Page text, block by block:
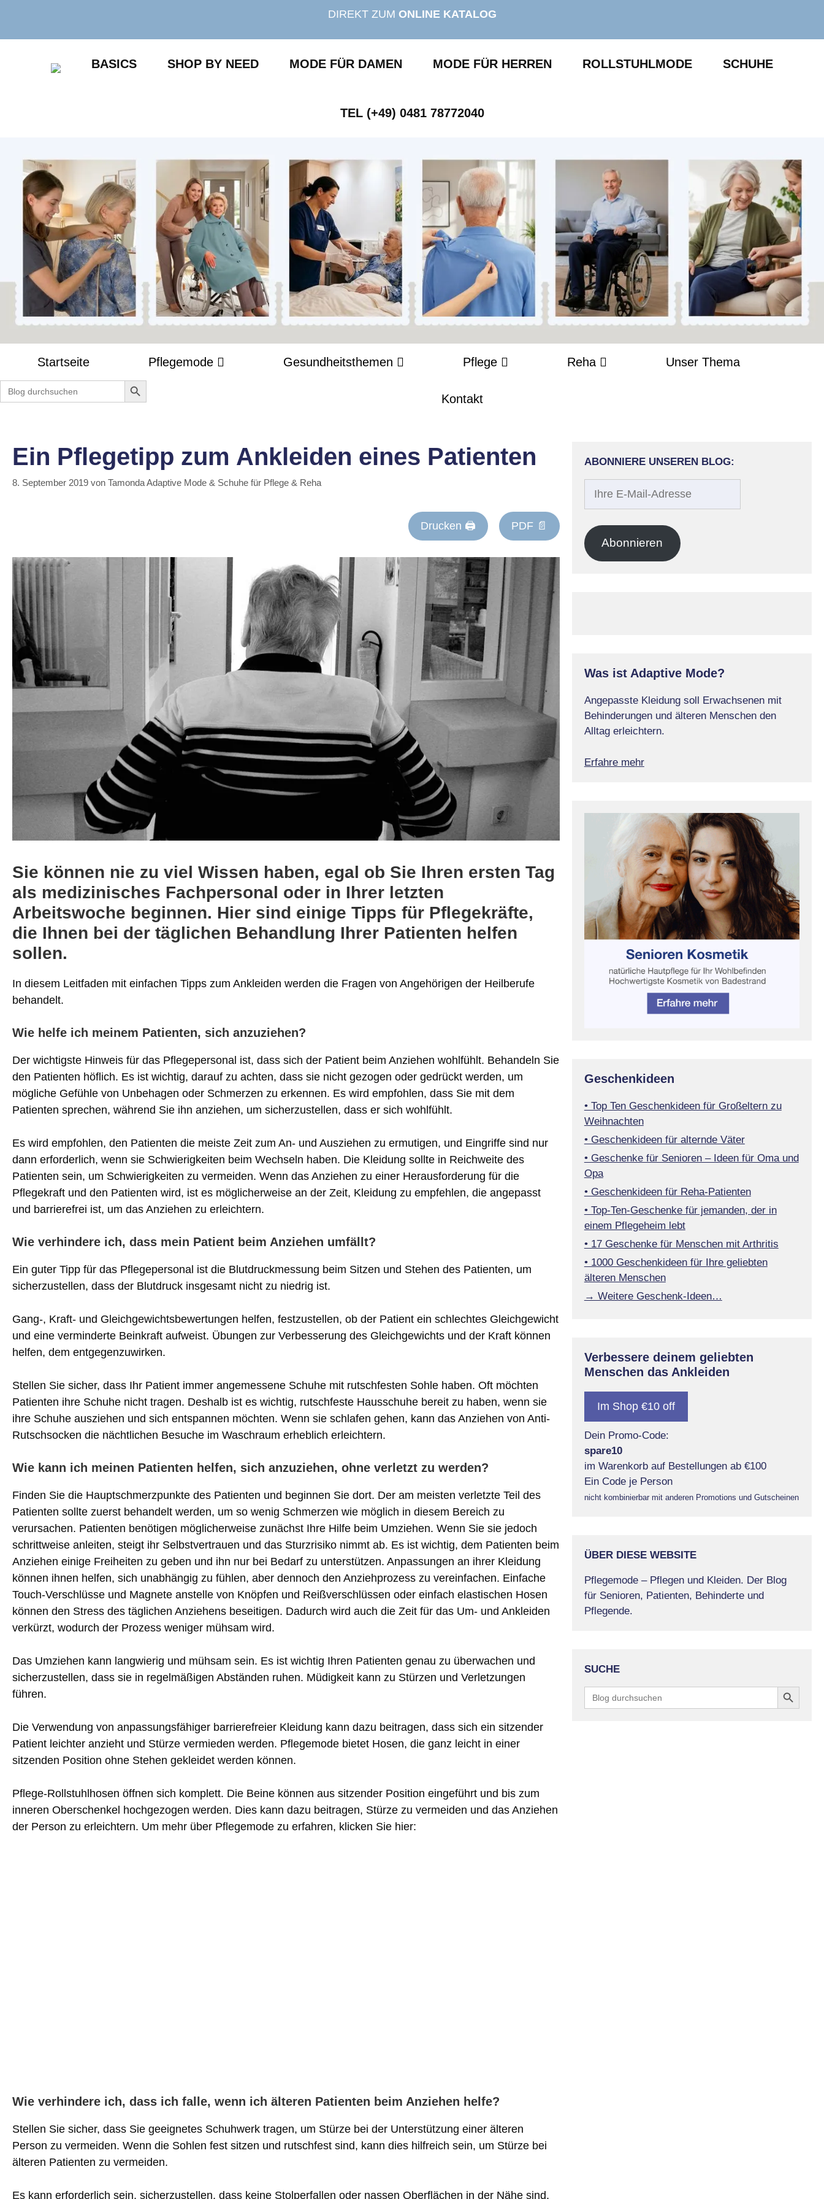
springen
DIREKT ZUM ONLINE KATALOG
BASICS SHOP BY NEED MODE FÜR DAMEN MODE FÜR HERREN ROLLSTUHLMODE SCHUHE
TEL (+49) 0481 78772040
Startseite Pflegemode Gesundheitsthemen Pflege Reha Unser Thema
Kontakt
Search
for:
Search Button
Ein Pflegetipp zum Ankleiden eines Patienten
8. September 2019 von Tamonda Adaptive Mode & Schuhe für Pflege & Reha
Drucken 🖨 PDF 📄
Sie können nie zu viel Wissen haben, egal ob Sie Ihren ersten Tag
als medizinisches Fachpersonal oder in Ihrer letzten
Arbeitswoche beginnen. Hier sind einige Tipps für Pflegekräfte,
die Ihnen bei der täglichen Behandlung Ihrer Patienten helfen
sollen.
In diesem Leitfaden mit einfachen Tipps zum Ankleiden werden die Fragen von Angehörigen der Heilberufe
behandelt.
Wie helfe ich meinem Patienten, sich anzuziehen?
Der wichtigste Hinweis für das Pflegepersonal ist, dass sich der Patient beim Anziehen wohlfühlt. Behandeln Sie
den Patienten höflich. Es ist wichtig, darauf zu achten, dass sie nicht gezogen oder gedrückt werden, um
mögliche Gefühle von Unbehagen oder Schmerzen zu erkennen. Es wird empfohlen, dass Sie mit dem
Patienten sprechen, während Sie ihn anziehen, um sicherzustellen, dass er sich wohlfühlt.
Es wird empfohlen, den Patienten die meiste Zeit zum An- und Ausziehen zu ermutigen, und Eingriffe sind nur
dann erforderlich, wenn sie Schwierigkeiten beim Wechseln haben. Die Kleidung sollte in Reichweite des
Patienten sein, um Schwierigkeiten zu vermeiden. Wenn das Anziehen zu einer Herausforderung für die
Pflegekraft und den Patienten wird, ist es möglicherweise an der Zeit, Kleidung zu empfehlen, die angepasst
und barrierefrei ist, um das Anziehen zu erleichtern.
Wie verhindere ich, dass mein Patient beim Anziehen umfällt?
Ein guter Tipp für das Pflegepersonal ist die Blutdruckmessung beim Sitzen und Stehen des Patienten, um
sicherzustellen, dass der Blutdruck insgesamt nicht zu niedrig ist.
Gang-, Kraft- und Gleichgewichtsbewertungen helfen, festzustellen, ob der Patient ein schlechtes Gleichgewicht
und eine verminderte Beinkraft aufweist. Übungen zur Verbesserung des Gleichgewichts und der Kraft können
helfen, dem entgegenzuwirken.
Stellen Sie sicher, dass Ihr Patient immer angemessene Schuhe mit rutschfesten Sohle haben. Oft möchten
Patienten ihre Schuhe nicht tragen. Deshalb ist es wichtig, rutschfeste Hausschuhe bereit zu haben, wenn sie
ihre Schuhe ausziehen und sich entspannen möchten. Wenn sie schlafen gehen, kann das Anziehen von Anti-
Rutschsocken die nächtlichen Besuche im Waschraum erheblich erleichtern.
Wie kann ich meinen Patienten helfen, sich anzuziehen, ohne verletzt zu werden?
Finden Sie die Hauptschmerzpunkte des Patienten und beginnen Sie dort. Der am meisten verletzte Teil des
Patienten sollte zuerst behandelt werden, um so wenig Schmerzen wie möglich in diesem Bereich zu
verursachen. Patienten benötigen möglicherweise zunächst Ihre Hilfe beim Umziehen. Wenn Sie sie jedoch
schrittweise anleiten, steigt ihr Selbstvertrauen und das Sturzrisiko nimmt ab. Es ist wichtig, dem Patienten beim
Anziehen einige Freiheiten zu geben und ihn nur bei Bedarf zu unterstützen. Anpassungen an ihrer Kleidung
können ihnen helfen, sich unabhängig zu fühlen, aber dennoch den Anziehprozess zu vereinfachen. Einfache
Touch-Verschlüsse und Magnete anstelle von Knöpfen und Reißverschlüssen oder einfach elastischen Hosen
können den Stress des täglichen Anziehens beseitigen. Dadurch wird auch die Zeit für das Um- und Ankleiden
verkürzt, wodurch der Prozess weniger mühsam wird.
Das Umziehen kann langwierig und mühsam sein. Es ist wichtig Ihren Patienten genau zu überwachen und
sicherzustellen, dass sie in regelmäßigen Abständen ruhen. Müdigkeit kann zu Stürzen und Verletzungen
führen.
Die Verwendung von anpassungsfähiger barrierefreier Kleidung kann dazu beitragen, dass sich ein sitzender
Patient leichter anzieht und Stürze vermieden werden. Pflegemode bietet Hosen, die ganz leicht in einer
sitzenden Position ohne Stehen gekleidet werden können.
Pflege-Rollstuhlhosen öffnen sich komplett. Die Beine können aus sitzender Position eingeführt und bis zum
inneren Oberschenkel hochgezogen werden. Dies kann dazu beitragen, Stürze zu vermeiden und das Anziehen
der Person zu erleichtern. Um mehr über Pflegemode zu erfahren, klicken Sie hier:
Wie verhindere ich, dass ich falle, wenn ich älteren Patienten beim Anziehen helfe?
Stellen Sie sicher, dass Sie geeignetes Schuhwerk tragen, um Stürze bei der Unterstützung einer älteren
Person zu vermeiden. Wenn die Sohlen fest sitzen und rutschfest sind, kann dies hilfreich sein, um Stürze bei
älteren Patienten zu vermeiden.
Es kann erforderlich sein, sicherzustellen, dass keine Stolperfallen oder nassen Oberflächen in der Nähe sind,
ABONNIERE UNSEREN BLOG:
Adresse
Abonnieren
Was ist Adaptive Mode?
Angepasste Kleidung soll Erwachsenen mit
Behinderungen und älteren Menschen den
Alltag erleichtern.
Erfahre mehr
Geschenkideen
• Top Ten Geschenkideen für Großeltern zu
Weihnachten
• Geschenkideen für alternde Väter
• Geschenke für Senioren – Ideen für Oma und
Opa
• Geschenkideen für Reha-Patienten
• Top-Ten-Geschenke für jemanden, der in
einem Pflegeheim lebt
• 17 Geschenke für Menschen mit Arthritis
• 1000 Geschenkideen für Ihre geliebten
älteren Menschen
→ Weitere Geschenk-Ideen…
Verbessere deinem geliebten
Menschen das Ankleiden
Im Shop €10 off
Dein Promo-Code:
spare10
im Warenkorb auf Bestellungen ab €100
Ein Code je Person
nicht kombinierbar mit anderen Promotions und Gutscheinen
ÜBER DIESE WEBSITE
Pflegemode – Pflegen und Kleiden. Der Blog
für Senioren, Patienten, Behinderte und
Pflegende.
SUCHE
Search
for:
Search Button